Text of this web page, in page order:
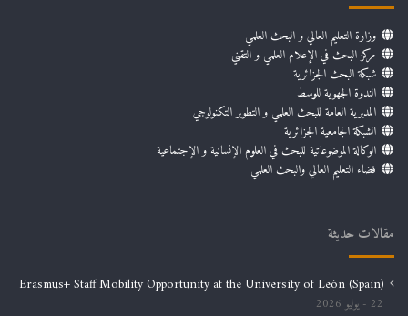
وزارة التعليم العالي و البحث العلمي
مركز البحث في الإعلام العلمي و التقني
شبكة البحث الجزائرية
الندوة الجهوية للوسط
المديرية العامة للبحث العلمي و التطوير التكنولوجي
الشبكة الجامعية الجزائرية
الوكالة الموضوعاتية للبحث في العلوم الإنسانية و الإجتماعية
فضاء التعليم العالي والبحث العلمي
مقالات حديثة
Erasmus+ Staff Mobility Opportunity at the University of León (Spain)
22 يوليو 2026